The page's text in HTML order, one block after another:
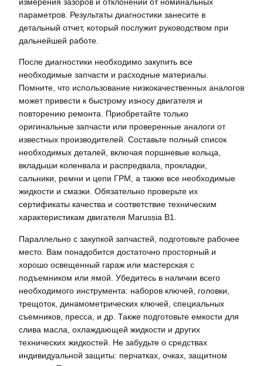
параметров. Результаты диагностики занесите в
детальный отчет, который послужит руководством при
дальнейшей работе.
После диагностики необходимо закупить все
необходимые запчасти и расходные материалы.
Помните, что использование низкокачественных аналогов
может привести к быстрому износу двигателя и
повторению ремонта. Приобретайте только
оригинальные запчасти или проверенные аналоги от
известных производителей. Составьте полный список
необходимых деталей, включая поршневые кольца,
вкладыши коленвала и распредвала, прокладки,
сальники, ремни и цепи ГРМ, а также все необходимые
жидкости и смазки. Обязательно проверьте их
сертификаты качества и соответствие техническим
характеристикам двигателя Marussia B1.
Параллельно с закупкой запчастей, подготовьте рабочее
место. Вам понадобится достаточно просторный и
хорошо освещенный гараж или мастерская с
подъемником или ямой. Убедитесь в наличии всего
необходимого инструмента: наборов ключей, головки,
трещоток, динамометрических ключей, специальных
съемников, пресса, и др. Также подготовьте емкости для
слива масла, охлаждающей жидкости и других
технических жидкостей. Не забудьте о средствах
индивидуальной защиты: перчатках, очках, защитном